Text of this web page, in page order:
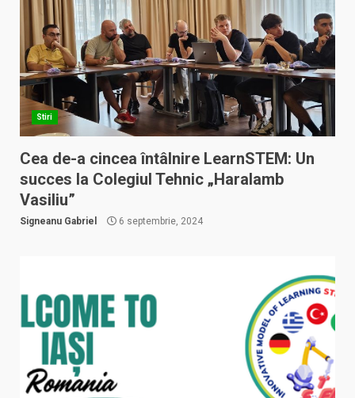
Stiri
Cea de-a cincea întâlnire LearnSTEM: Un
succes la Colegiul Tehnic „Haralamb
Vasiliu”
Signeanu Gabriel 6 septembrie, 2024